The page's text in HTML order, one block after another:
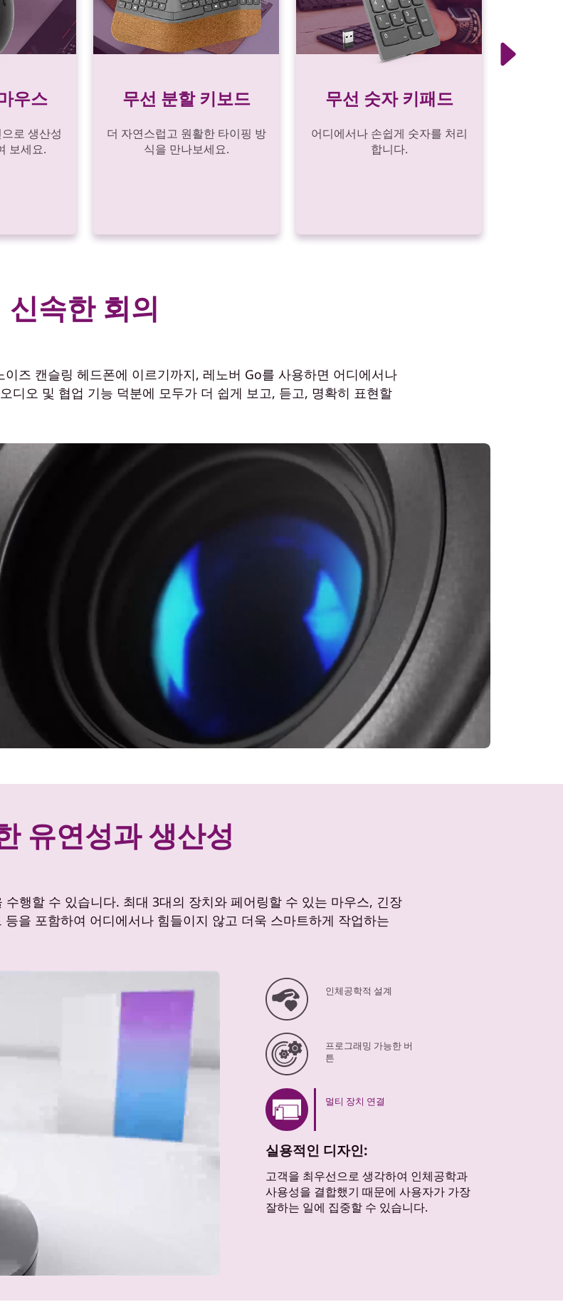
우스
로 생산성
보세요.
무선 분할 키보드
더 자연스럽고 원활한 타이핑 방
식을 만나보세요.
무선 숫자 키패드
어디에서나 손쉽게 숫자를 처리
합니다.
신속한 회의
즈 캔슬링 헤드폰에 이르기까지, 레노버 Go를 사용하면 어디에서나
디오 및 협업 기능 덕분에 모두가 더 쉽게 보고, 듣고, 명확히 표현할
유연성과 생산성
행할 수 있습니다. 최대 3대의 장치와 페어링할 수 있는 마우스, 긴장
을 포함하여 어디에서나 힘들이지 않고 더욱 스마트하게 작업하는
인체공학적 설계
프로그래밍 가능한 버
튼
멀티 장치 연결
실용적인 디자인:
고객을 최우선으로 생각하여 인체공학과
사용성을 결합했기 때문에 사용자가 가장
잘하는 일에 집중할 수 있습니다.